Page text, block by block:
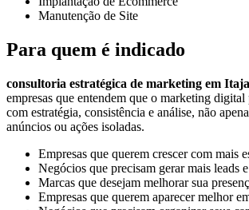
Manutenção de Site
Para quem é indicado
consultoria estratégica de marketing em
empresas que entendem que o marketing digital
com estratégia, consistência e análise, não
anúncios ou ações isoladas.
Empresas que querem crescer com mais
Negócios que precisam gerar mais leads
Marcas que desejam melhorar sua
Empresas que querem aparecer melhor